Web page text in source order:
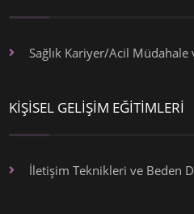
Sağlık Kariyer/Acil Müdahale
KİŞİSEL GELİŞİM EĞİTİMLERİ
İletişim Teknikleri ve Beden